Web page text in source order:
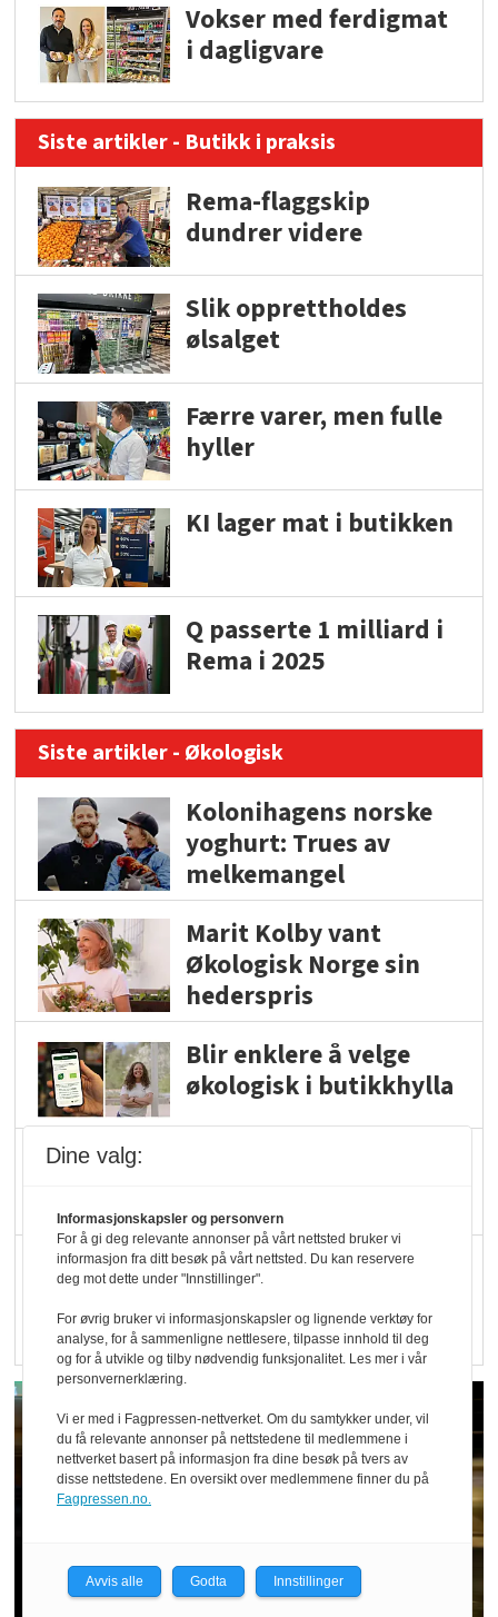
Vokser med ferdigmat
i dagligvare
Siste artikler - Butikk i praksis
Rema-flaggskip
dundrer videre
Slik opprettholdes
ølsalget
Færre varer, men fulle
hyller
KI lager mat i butikken
Q passerte 1 milliard i
Rema i 2025
Siste artikler - Økologisk
Kolonihagens norske
yoghurt: Trues av
melkemangel
Marit Kolby vant
Økologisk Norge sin
hederspris
Blir enklere å velge
økologisk i butikkhylla
Rapport: Økokundene
det?
Dine valg:
Informasjonskapsler og personvern
For å gi deg relevante annonser på vårt nettsted bruker vi
informasjon fra ditt besøk på vårt nettsted. Du kan reservere
deg mot dette under "Innstillinger".
For øvrig bruker vi informasjonskapsler og lignende verktøy for
analyse, for å sammenligne nettlesere, tilpasse innhold til deg
og for å utvikle og tilby nødvendig funksjonalitet. Les mer i vår
personvernerklæring.
Vi er med i Fagpressen-nettverket. Om du samtykker under, vil
du få relevante annonser på nettstedene til medlemmene i
nettverket basert på informasjon fra dine besøk på tvers av
disse nettstedene. En oversikt over medlemmene finner du på
Fagpressen.no.
Avvis alle Godta Innstillinger